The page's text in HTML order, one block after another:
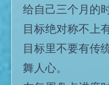
给自己三个月的
目标绝对称不上
目标里不要有传
舞人心。